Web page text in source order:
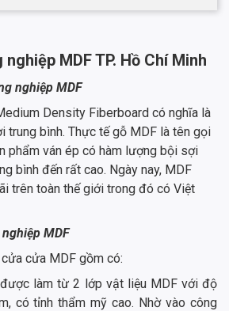
MDF TP. Hồ Chí Minh
nghiệp MDF
Density Fiberboard có nghĩa là
trung bình. Thực tế gỗ MDF là tên gọi
phẩm ván ép có hàm lượng bội sợi
bình đến rất cao. Ngày nay, MDF
trên toàn thế giới trong đó có Việt
MDF
cửa MDF gồm có:
làm từ 2 lớp vật liệu MDF với độ
có tỉnh thẩm mỹ cao. Nhờ vào công